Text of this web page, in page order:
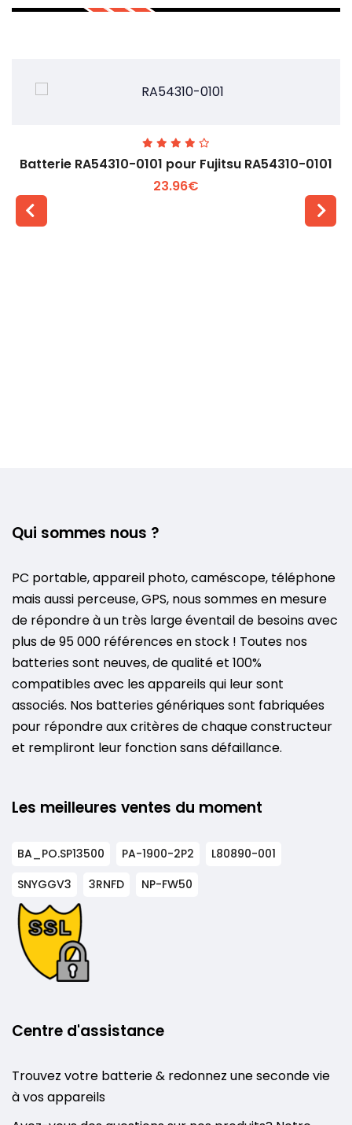
Batterie RA54310-0101 pour Fujitsu RA54310-0101
23.96€
Qui sommes nous ?
PC portable, appareil photo, caméscope, téléphone
mais aussi perceuse, GPS, nous sommes en mesure
de répondre à un très large éventail de besoins avec
plus de 95 000 références en stock ! Toutes nos
batteries sont neuves, de qualité et 100%
compatibles avec les appareils qui leur sont
associés. Nos batteries génériques sont fabriquées
pour répondre aux critères de chaque constructeur
et rempliront leur fonction sans défaillance.
Les meilleures ventes du moment
BA_PO.SP13500 PA-1900-2P2
L80890-001
SNYGGV3
3RNFD NP-FW50
Centre d'assistance
Trouvez votre batterie & redonnez une seconde vie
à vos appareils